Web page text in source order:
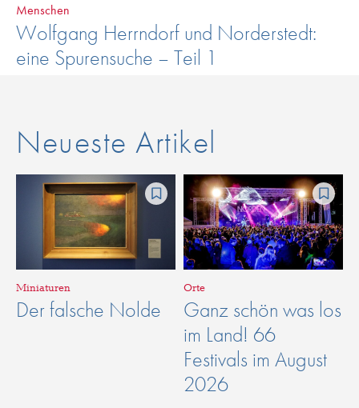
Menschen
Wolfgang Herrndorf und Norderstedt:
eine Spurensuche – Teil 1
Neueste Artikel
Miniaturen
Der falsche Nolde
Orte
Ganz schön was los
im Land! 66
Festivals im August
2026